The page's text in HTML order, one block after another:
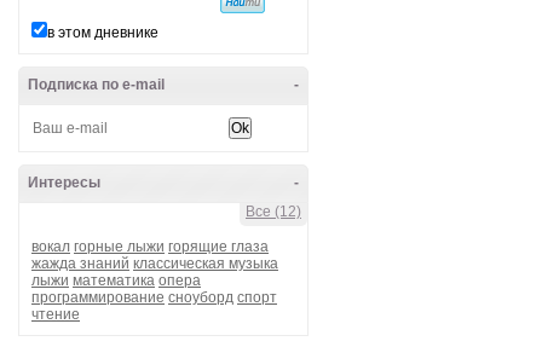
в этом дневнике
-
Подписка по e-mail
-
Интересы
Все (12)
вокал горные лыжи горящие глаза
жажда знаний классическая музыка
лыжи математика опера
программирование сноуборд спорт
чтение